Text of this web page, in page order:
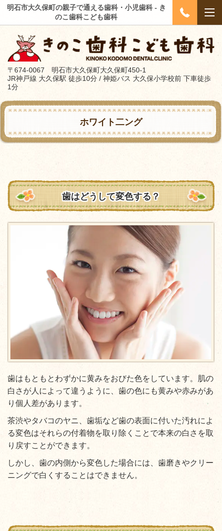
明石市大久保町の親子で通える歯科・小児歯科 - き
のこ歯科こども歯科
〒674-0067 明石市大久保町大久保町450-1
JR神戸線 大久保駅 徒歩10分 / 神姫バス 大久保小学校前 下車徒歩
1分
ホワイト二ング
歯はどうして変色する？
歯はもともとわずかに黄みをおびた色をしています。肌の
白さが人によって違うように、歯の色にも黄みや赤みがあ
り個人差があります。
茶渋やタバコのヤニ、歯垢など歯の表面に付いた汚れによ
る変色はそれらの付着物を取り除くことで本来の白さを取
り戻すことができます。
しかし、歯の内側から変色した場合には、歯磨きやクリー
ニングで白くすることはできません。